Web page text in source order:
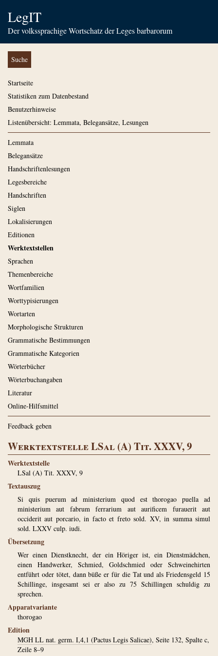
LegIT
Der volkssprachige Wortschatz der Leges barbarorum
Suche
Startseite
Statistiken zum Datenbestand
Benutzerhinweise
Listenübersicht: Lemmata, Belegansätze, Lesungen
Lemmata
Belegansätze
Handschriftenlesungen
Legesbereiche
Handschriften
Siglen
Lokalisierungen
Editionen
Werktextstellen
Sprachen
Themenbereiche
Wortfamilien
Worttypisierungen
Wortarten
Morphologische Strukturen
Grammatische Bestimmungen
Grammatische Kategorien
Wörterbücher
Wörterbuchangaben
Literatur
Online-Hilfsmittel
Feedback geben
Werktextstelle LSal (A) Tit. XXXV, 9
Werktextstelle
LSal (A) Tit. XXXV, 9
Textauszug
Si quis puerum ad ministerium quod est thorogao puella ad
ministerium aut fabrum ferrarium aut aurificem furauerit aut
occiderit aut porcario, in facto et freto sold. XV, in summa simul
sold. LXXV culp. iudi.
Übersetzung
Wer einen Dienstknecht, der ein Höriger ist, ein Dienstmädchen,
einen Handwerker, Schmied, Goldschmied oder Schweinehirten
entführt oder tötet, dann büße er für die Tat und als Friedensgeld 15
Schillinge, insgesamt sei er also zu 75 Schillingen schuldig zu
sprechen.
Apparatvariante
thorogao
Edition
MGH LL nat. germ. I,4,1 (Pactus Legis Salicae), Seite 132, Spalte c,
Zeile 8–9